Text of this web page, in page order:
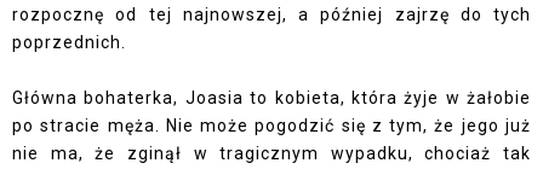
rozpocznę od tej najnowszej, a później zajrzę do tych
poprzednich.
Główna bohaterka, Joasia to kobieta, która żyje w żałobie
po stracie męża. Nie może pogodzić się z tym, że jego już
nie ma, że zginął w tragicznym wypadku, chociaż tak